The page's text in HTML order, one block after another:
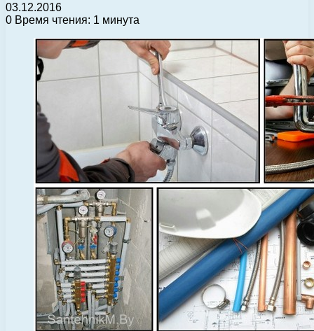
03.12.2016
0 Время чтения: 1 минута